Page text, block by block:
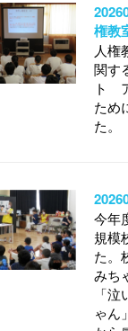
権教
人権
関す
ト
ため
た。
今年
規模
た。
みち
「
ゃん